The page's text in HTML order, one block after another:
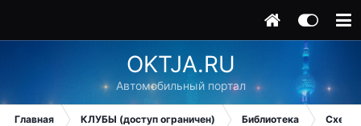
OKTJA.RU
Автомобильный портал
Главная КЛУБЫ (доступ ограничен) Библиотека Схемы